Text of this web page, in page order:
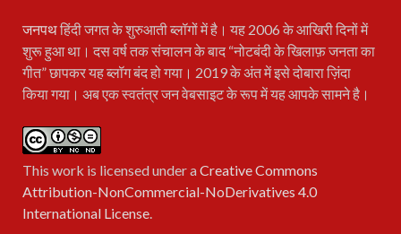
जनपथहिंदी जगत के शुरुआती ब्लॉगों में है। यह 2006 के आखिरी दिनों में
शुरू हुआ था। दस वर्ष तक संचालन के बाद “नोटबंदी के खिलाफ़ जनता का
गीत” छापकर यह ब्लॉग बंद हो गया। 2019 के अंत में इसे दोबारा ज़िंदा
किया गया। अब एक स्वतंत्र जन वेबसाइट के रूप में यह आपके सामने है।
This work is licensed under aCreative Commons
Attribution-NonCommercial-NoDerivatives 4.0
International License.